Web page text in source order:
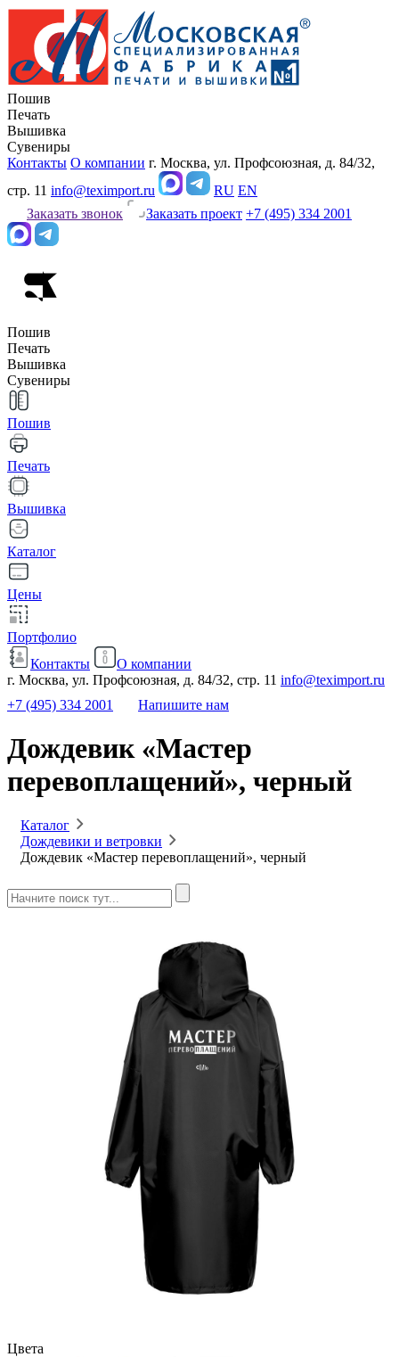
Пошив
Печать
Вышивка
Сувениры
Контакты О компании г. Москва, ул. Профсоюзная, д. 84/32,
стр. 11 info@teximport.ru RU EN
Заказать звонок
Заказать проект +7 (495) 334 2001
Пошив
Печать
Вышивка
Сувениры
Пошив
Печать
Вышивка
Каталог
Цены
Портфолио
Контакты
О компании
г. Москва, ул. Профсоюзная, д. 84/32, стр. 11 info@teximport.ru
+7 (495) 334 2001
Напишите нам
Дождевик «Мастер
перевоплащений», черный
Каталог
Дождевики и ветровки
Дождевик «Мастер перевоплащений», черный
Цвета